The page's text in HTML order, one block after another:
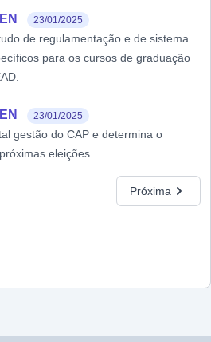
23/01/2025
de regulamentação e de sistema
para os cursos de graduação
23/01/2025
gestão do CAP e determina o
eleições
Próxima